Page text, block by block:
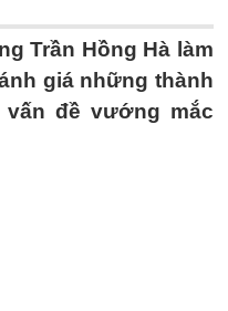
Trần Hồng Hà làm
giá những thành
đề vướng mắc